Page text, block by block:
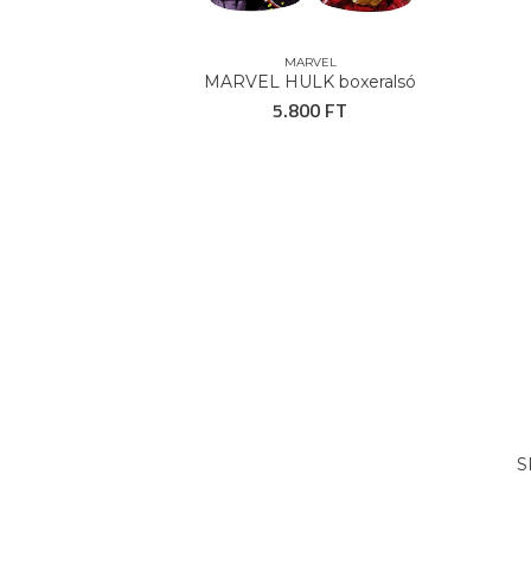
MARVEL
MARVEL HULK boxeralsó
5.800 FT